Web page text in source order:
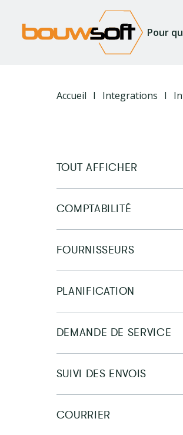
contenu
Pour
Fil
Accueil Integrations
TOUT AFFICHER
COMPTABILITÉ
FOURNISSEURS
PLANIFICATION
DEMANDE DE SERVICE
SUIVI DES ENVOIS
COURRIER